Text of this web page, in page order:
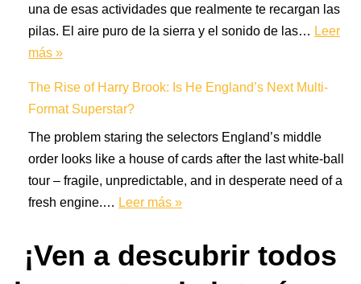
una de esas actividades que realmente te recargan las
pilas. El aire puro de la sierra y el sonido de las… Leer
más »
The Rise of Harry Brook: Is He England’s Next Multi-
Format Superstar?
The problem staring the selectors England’s middle
order looks like a house of cards after the last white‑ball
tour – fragile, unpredictable, and in desperate need of a
fresh engine.… Leer más »
¡Ven a descubrir todos